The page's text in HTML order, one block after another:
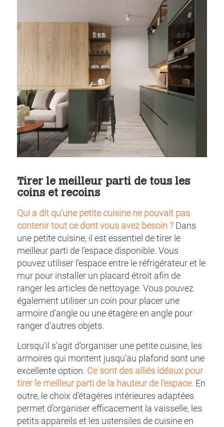
Tirer le meilleur parti de tous les
coins et recoins
Qui a dit qu’une petite cuisine ne pouvait pas
contenir tout ce dont vous avez besoin ?Dans
une petite cuisine, il est essentiel de tirer le
meilleur parti de l’espace disponible. Vous
pouvez utiliser l’espace entre le réfrigérateur et le
mur pour installer un placard étroit afin de
ranger les articles de nettoyage. Vous pouvez
également utiliser un coin pour placer une
armoire d’angle ou une étagère en angle pour
ranger d’autres objets.
Lorsqu’il s’agit d’organiser une petite cuisine, les
armoires qui montent jusqu’au plafond sont une
excellente option. Ce sont des alliés idéaux pour
tirer le meilleur parti de la hauteur de l’espace. En
outre, le choix d’étagères intérieures adaptées
permet d’organiser efficacement la vaisselle, les
petits appareils et les ustensiles de cuisine en